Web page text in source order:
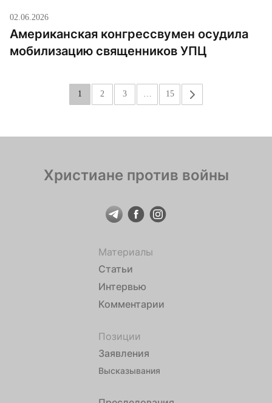
02.06.2026
Американская конгрессвумен осудила
мобилизацию священников УПЦ
1 2 3 15 »
Христиане против войны
Материалы
Статьи
Интервью
Комментарии
Позиции
Заявления
Высказывания